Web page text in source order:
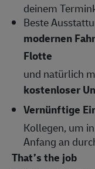
deinem
Beste
modernen
Flotte
und natürlich
kostenloser
Vernünftige
Kollegen, um
Anfang an
That’s the job